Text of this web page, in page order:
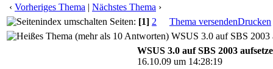
‹ Vorheriges Thema | Nächstes Thema ›
Seiten: [1] 2 Thema versendenDrucken
WSUS 3.0 auf SBS 2003
WSUS 3.0 auf SBS 2003
16.10.09 um 14:28:19